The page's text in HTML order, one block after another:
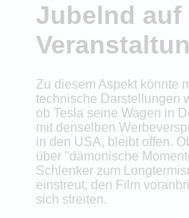
Jubelnd auf
Zu diesem Aspekt könnte
technische Darstellungen
ob Tesla seine Wagen in
mit denselben
in den USA, bleibt offen.
über "dämonische
Schlenker zum
einstreut, den Film
sich streiten.